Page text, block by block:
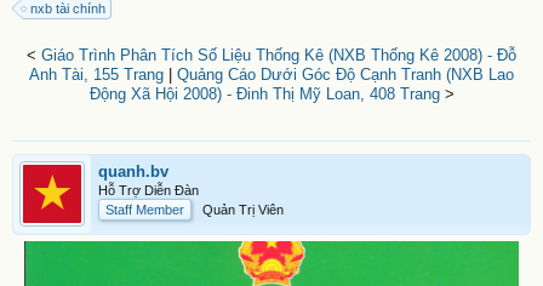
nxb tài chính
< Giáo Trình Phân Tích Số Liệu Thống Kê (NXB Thống Kê 2008) - Đỗ
Anh Tài, 155 Trang
Quảng Cáo Dưới Góc Độ Cạnh Tranh (NXB Lao
Động Xã Hội 2008) - Đinh Thị Mỹ Loan, 408 Trang>
quanh.bv
Hỗ Trợ Diễn Đàn
Staff Member
Quản Trị Viên